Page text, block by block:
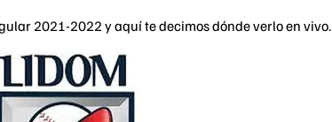
2021-2022 y aquí te decimos dónde verlo en vivo.